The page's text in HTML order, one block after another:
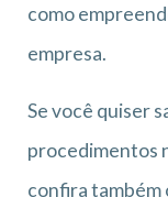
como
empresa.
Se você quiser
procedimentos
confira também